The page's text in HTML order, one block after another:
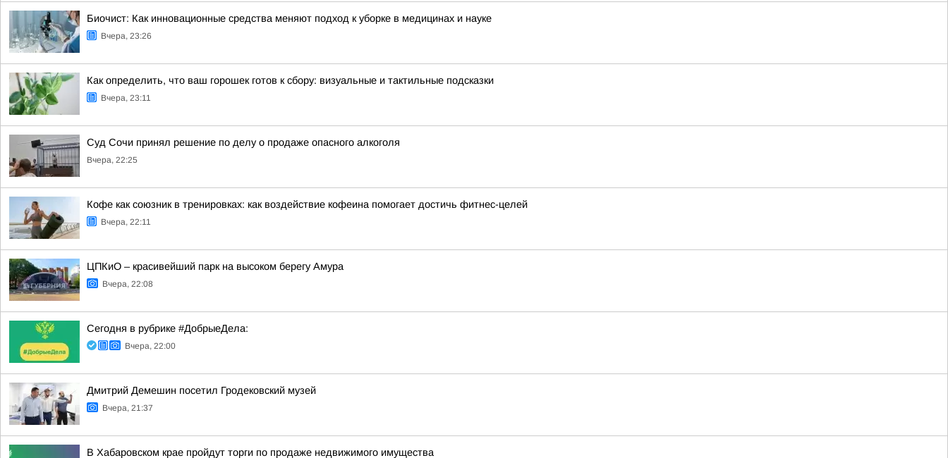
Биочист: Как инновационные средства меняют подход к уборке в медицинах и науке
Вчера, 23:26
Как определить, что ваш горошек готов к сбору: визуальные и тактильные подсказки
Вчера, 23:11
Суд Сочи принял решение по делу о продаже опасного алкоголя
Вчера, 22:25
Кофе как союзник в тренировках: как воздействие кофеина помогает достичь фитнес-целей
Вчера, 22:11
ЦПКиО – красивейший парк на высоком берегу Амура
Вчера, 22:08
Сегодня в рубрике #ДобрыеДела:
Вчера, 22:00
Дмитрий Демешин посетил Гродековский музей
Вчера, 21:37
В Хабаровском крае пройдут торги по продаже недвижимого имущества